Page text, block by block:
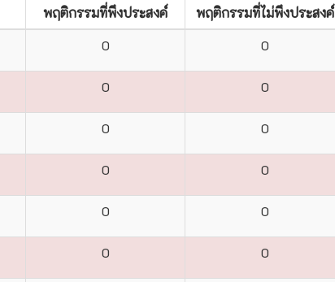
พฤติกรรมที่พึงประสงค์ พฤติกรรมที่ไม่พึงประสงค์
0 0
0 0
0 0
0 0
0 0
0 0